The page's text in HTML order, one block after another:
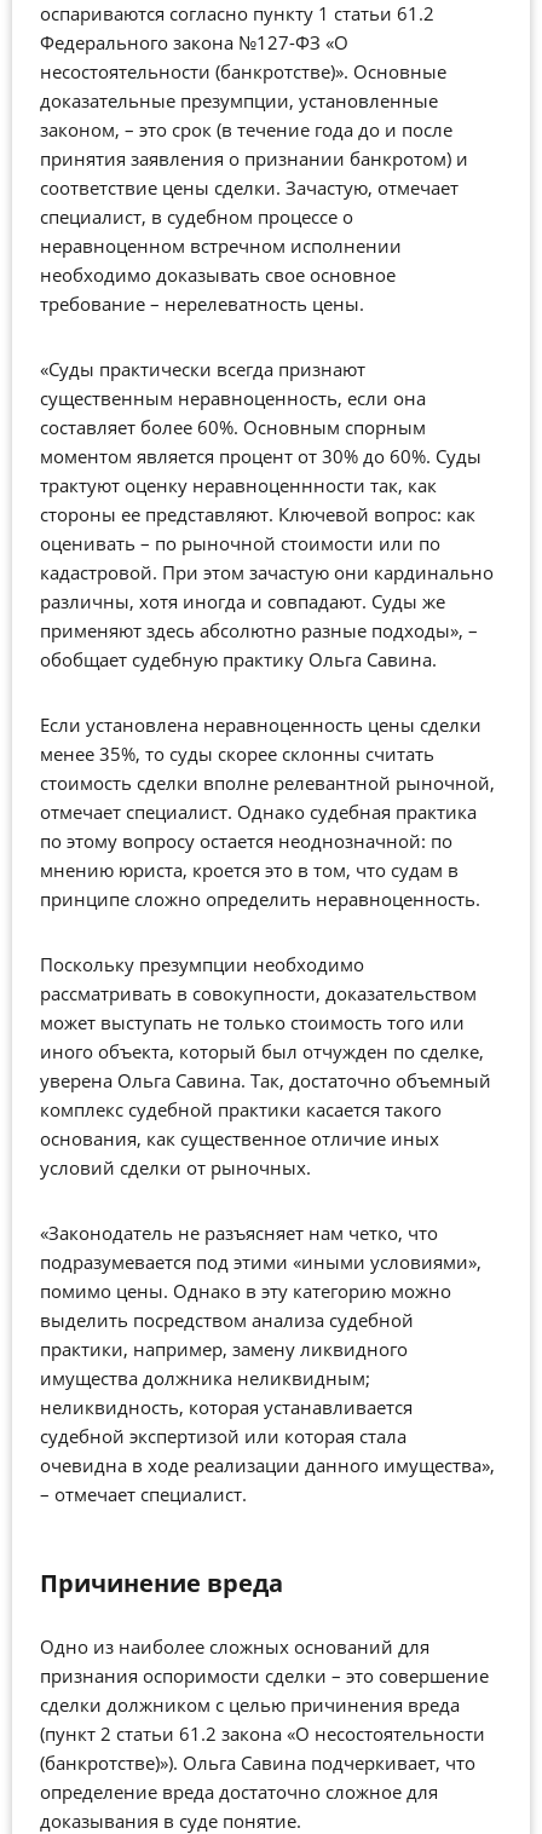
оспариваются согласно пункту 1 статьи 61.2
Федерального закона №127-ФЗ «О
несостоятельности (банкротстве)». Основные
доказательные презумпции, установленные
законом, – это срок (в течение года до и после
принятия заявления о признании банкротом) и
соответствие цены сделки. Зачастую, отмечает
специалист, в судебном процессе о
неравноценном встречном исполнении
необходимо доказывать свое основное
требование – нерелеватность цены.
«Суды практически всегда признают
существенным неравноценность, если она
составляет более 60%. Основным спорным
моментом является процент от 30% до 60%. Суды
трактуют оценку неравноценнности так, как
стороны ее представляют. Ключевой вопрос: как
оценивать – по рыночной стоимости или по
кадастровой. При этом зачастую они кардинально
различны, хотя иногда и совпадают. Суды же
применяют здесь абсолютно разные подходы», –
обобщает судебную практику Ольга Савина.
Если установлена неравноценность цены сделки
менее 35%, то суды скорее склонны считать
стоимость сделки вполне релевантной рыночной,
отмечает специалист. Однако судебная практика
по этому вопросу остается неоднозначной: по
мнению юриста, кроется это в том, что судам в
принципе сложно определить неравноценность.
Поскольку презумпции необходимо
рассматривать в совокупности, доказательством
может выступать не только стоимость того или
иного объекта, который был отчужден по сделке,
уверена Ольга Савина. Так, достаточно объемный
комплекс судебной практики касается такого
основания, как существенное отличие иных
условий сделки от рыночных.
«Законодатель не разъясняет нам четко, что
подразумевается под этими «иными условиями»,
помимо цены. Однако в эту категорию можно
выделить посредством анализа судебной
практики, например, замену ликвидного
имущества должника неликвидным;
неликвидность, которая устанавливается
судебной экспертизой или которая стала
очевидна в ходе реализации данного имущества»,
– отмечает специалист.
Причинение вреда
Одно из наиболее сложных оснований для
признания оспоримости сделки – это совершение
сделки должником с целью причинения вреда
(пункт 2 статьи 61.2 закона «О несостоятельности
(банкротстве)»). Ольга Савина подчеркивает, что
определение вреда достаточно сложное для
доказывания в суде понятие.